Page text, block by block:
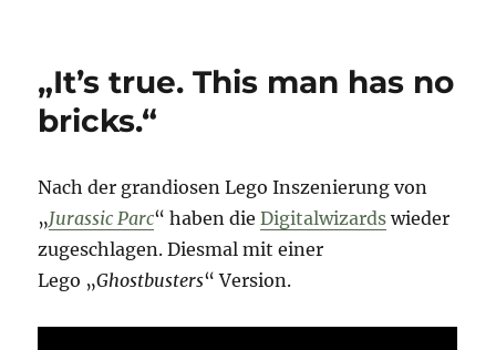
Murray
„It’s true. This man has no
bricks.“
Nach der grandiosen Lego Inszenierung von
„Jurassic Parc“ haben dieDigitalwizards wieder
zugeschlagen. Diesmal mit einer
Lego „Ghostbusters“ Version.